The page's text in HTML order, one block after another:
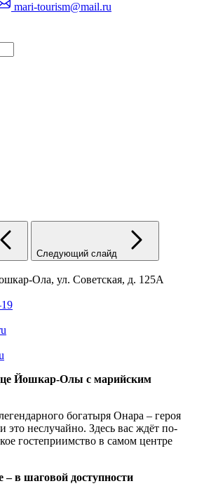
mari-tourism@mail.ru
Следующий слайд
Ола, ул. Советская, д. 125А
Йошкар-Олы с марийским
богатыря Онара – героя
это неслучайно. Здесь вас ждёт по-
гостеприимство в самом центре
– в шаговой доступности